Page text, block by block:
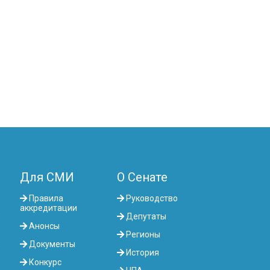
Для СМИ
Правила
аккредитации
Анонсы
Документы
Конкурс
О Сенате
Руководство
Депутаты
Регионы
История